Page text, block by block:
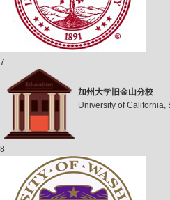
7
加州大学旧金山分校
University of California,
8